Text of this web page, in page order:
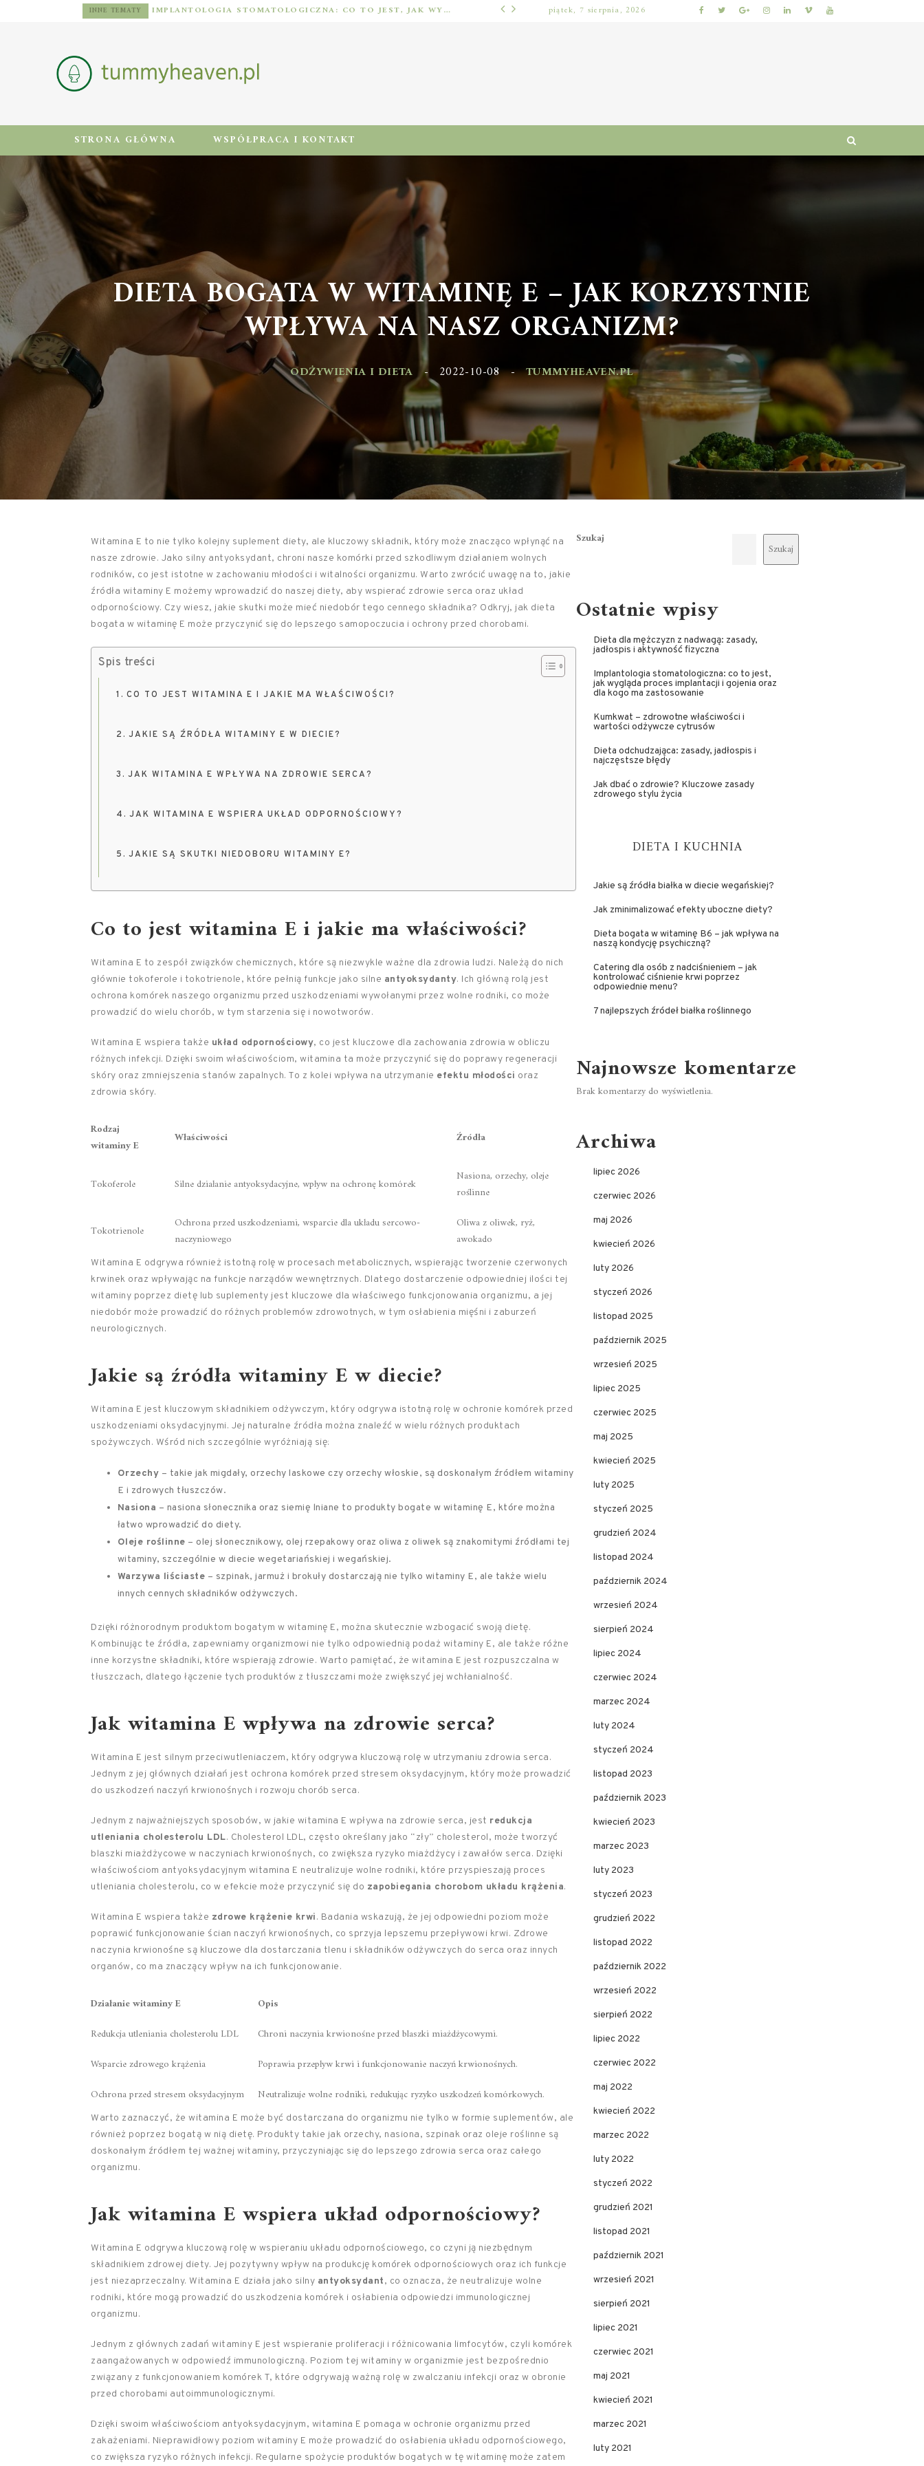
INNE TEMATY IMPLANTOLOGIA STOMATOLOGICZNA: CO TO JEST, JAK WYGLĄDA PROCES IMPLANTACJI I GOJENIA ORAZ DLA KOGO MA ZASTOSOWANIE ODŻYWIENIA I DIETA
piątek, 7 sierpnia, 2026
STRONA GŁÓWNA WSPÓŁPRACA I KONTAKT
DIETA BOGATA W WITAMINĘ E – JAK KORZYSTNIE
WPŁYWA NA NASZ ORGANIZM?
ODŻYWIENIA I DIETA 2022-10-08
Witamina E to nie tylko kolejny suplement diety, ale kluczowy składnik, który może znacząco wpłynąć na
nasze zdrowie. Jako silny antyoksydant, chroni nasze komórki przed szkodliwym działaniem wolnych
rodników, co jest istotne w zachowaniu młodości i witalności organizmu. Warto zwrócić uwagę na to, jakie
źródła witaminy E możemy wprowadzić do naszej diety, aby wspierać zdrowie serca oraz układ
odpornościowy. Czy wiesz, jakie skutki może mieć niedobór tego cennego składnika? Odkryj, jak dieta
bogata w witaminę E może przyczynić się do lepszego samopoczucia i ochrony przed chorobami.
Spis treści
CO TO JEST WITAMINA E I JAKIE MA WŁAŚCIWOŚCI?
JAKIE SĄ ŹRÓDŁA WITAMINY E W DIECIE?
JAK WITAMINA E WPŁYWA NA ZDROWIE SERCA?
JAK WITAMINA E WSPIERA UKŁAD ODPORNOŚCIOWY?
JAKIE SĄ SKUTKI NIEDOBORU WITAMINY E?
Co to jest witamina E i jakie ma właściwości?
Witamina E to zespół związków chemicznych, które są niezwykle ważne dla zdrowia ludzi. Należą do nich
głównie tokoferole i tokotrienole, które pełnią funkcje jako silne antyoksydanty. Ich główną rolą jest
ochrona komórek naszego organizmu przed uszkodzeniami wywołanymi przez wolne rodniki, co może
prowadzić do wielu chorób, w tym starzenia się i nowotworów.
Witamina E wspiera także układ odpornościowy, co jest kluczowe dla zachowania zdrowia w obliczu
różnych infekcji. Dzięki swoim właściwościom, witamina ta może przyczynić się do poprawy regeneracji
skóry oraz zmniejszenia stanów zapalnych. To z kolei wpływa na utrzymanie efektu młodości oraz
zdrowia skóry.
Rodzaj
witaminy E
Właściwości Źródła
Tokoferole Silne działanie antyoksydacyjne, wpływ na ochronę komórek
Nasiona, orzechy, oleje
roślinne
Tokotrienole
Ochrona przed uszkodzeniami, wsparcie dla układu sercowo-
naczyniowego
Oliwa z oliwek, ryż,
awokado
Witamina E odgrywa również istotną rolę w procesach metabolicznych, wspierając tworzenie czerwonych
krwinek oraz wpływając na funkcje narządów wewnętrznych. Dlatego dostarczenie odpowiedniej ilości tej
witaminy poprzez dietę lub suplementy jest kluczowe dla właściwego funkcjonowania organizmu, a jej
niedobór może prowadzić do różnych problemów zdrowotnych, w tym osłabienia mięśni i zaburzeń
neurologicznych.
Jakie są źródła witaminy E w diecie?
Witamina E jest kluczowym składnikiem odżywczym, który odgrywa istotną rolę w ochronie komórek przed
uszkodzeniami oksydacyjnymi. Jej naturalne źródła można znaleźć w wielu różnych produktach
spożywczych. Wśród nich szczególnie wyróżniają się:
Orzechy – takie jak migdały, orzechy laskowe czy orzechy włoskie, są doskonałym źródłem witaminy
E i zdrowych tłuszczów.
Nasiona – nasiona słonecznika oraz siemię lniane to produkty bogate w witaminę E, które można
łatwo wprowadzić do diety.
Oleje roślinne – olej słonecznikowy, olej rzepakowy oraz oliwa z oliwek są znakomitymi źródłami tej
witaminy, szczególnie w diecie wegetariańskiej i wegańskiej.
Warzywa liściaste – szpinak, jarmuż i brokuły dostarczają nie tylko witaminy E, ale także wielu
innych cennych składników odżywczych.
Dzięki różnorodnym produktom bogatym w witaminę E, można skutecznie wzbogacić swoją dietę.
Kombinując te źródła, zapewniamy organizmowi nie tylko odpowiednią podaż witaminy E, ale także różne
inne korzystne składniki, które wspierają zdrowie. Warto pamiętać, że witamina E jest rozpuszczalna w
tłuszczach, dlatego łączenie tych produktów z tłuszczami może zwiększyć jej wchłanialność.
Jak witamina E wpływa na zdrowie serca?
Witamina E jest silnym przeciwutleniaczem, który odgrywa kluczową rolę w utrzymaniu zdrowia serca.
Jednym z jej głównych działań jest ochrona komórek przed stresem oksydacyjnym, który może prowadzić
do uszkodzeń naczyń krwionośnych i rozwoju chorób serca.
Jednym z najważniejszych sposobów, w jakie witamina E wpływa na zdrowie serca, jest redukcja
utleniania cholesterolu LDL. Cholesterol LDL, często określany jako “zły” cholesterol, może tworzyć
blaszki miażdżycowe w naczyniach krwionośnych, co zwiększa ryzyko miażdżycy i zawałów serca. Dzięki
właściwościom antyoksydacyjnym witamina E neutralizuje wolne rodniki, które przyspieszają proces
utleniania cholesterolu, co w efekcie może przyczynić się do zapobiegania chorobom układu krążenia.
Witamina E wspiera także zdrowe krążenie krwi. Badania wskazują, że jej odpowiedni poziom może
poprawić funkcjonowanie ścian naczyń krwionośnych, co sprzyja lepszemu przepływowi krwi. Zdrowe
naczynia krwionośne są kluczowe dla dostarczania tlenu i składników odżywczych do serca oraz innych
organów, co ma znaczący wpływ na ich funkcjonowanie.
Działanie witaminy E
Opis
Redukcja utleniania cholesterolu LDL
Chroni naczynia krwionośne przed blaszki miażdżycowymi.
Wsparcie zdrowego krążenia
Poprawia przepływ krwi i funkcjonowanie naczyń krwionośnych.
Ochrona przed stresem oksydacyjnym
Neutralizuje wolne rodniki, redukując ryzyko uszkodzeń komórkowych.
Warto zaznaczyć, że witamina E może być dostarczana do organizmu nie tylko w formie suplementów, ale
również poprzez bogatą w nią dietę. Produkty takie jak orzechy, nasiona, szpinak oraz oleje roślinne są
doskonałym źródłem tej ważnej witaminy, przyczyniając się do lepszego zdrowia serca oraz całego
organizmu.
Jak witamina E wspiera układ odpornościowy?
Witamina E odgrywa kluczową rolę w wspieraniu układu odpornościowego, co czyni ją niezbędnym
składnikiem zdrowej diety. Jej pozytywny wpływ na produkcję komórek odpornościowych oraz ich funkcje
jest niezaprzeczalny. Witamina E działa jako silny antyoksydant, co oznacza, że neutralizuje wolne
rodniki, które mogą prowadzić do uszkodzenia komórek i osłabienia odpowiedzi immunologicznej
organizmu.
Jednym z głównych zadań witaminy E jest wspieranie proliferacji i różnicowania limfocytów, czyli komórek
zaangażowanych w odpowiedź immunologiczną. Poziom tej witaminy w organizmie jest bezpośrednio
związany z funkcjonowaniem komórek T, które odgrywają ważną rolę w zwalczaniu infekcji oraz w obronie
przed chorobami autoimmunologicznymi.
Dzięki swoim właściwościom antyoksydacyjnym, witamina E pomaga w ochronie organizmu przed
zakażeniami. Nieprawidłowy poziom witaminy E może prowadzić do osłabienia układu odpornościowego,
co zwiększa ryzyko różnych infekcji. Regularne spożycie produktów bogatych w tę witaminę może zatem
Szukaj
Szukaj
Ostatnie wpisy
Dieta dla mężczyzn z nadwagą: zasady,
jadłospis i aktywność fizyczna
Implantologia stomatologiczna: co to jest,
jak wygląda proces implantacji i gojenia oraz
dla kogo ma zastosowanie
Kumkwat – zdrowotne właściwości i
wartości odżywcze cytrusów
Dieta odchudzająca: zasady, jadłospis i
najczęstsze błędy
Jak dbać o zdrowie? Kluczowe zasady
zdrowego stylu życia
DIETA I KUCHNIA
Jakie są źródła białka w diecie wegańskiej?
Jak zminimalizować efekty uboczne diety?
Dieta bogata w witaminę B6 – jak wpływa na
naszą kondycję psychiczną?
Catering dla osób z nadciśnieniem – jak
kontrolować ciśnienie krwi poprzez
odpowiednie menu?
7 najlepszych źródeł białka roślinnego
Najnowsze komentarze
Brak komentarzy do wyświetlenia.
Archiwa
lipiec 2026
czerwiec 2026
maj 2026
kwiecień 2026
luty 2026
styczeń 2026
listopad 2025
październik 2025
wrzesień 2025
lipiec 2025
czerwiec 2025
maj 2025
kwiecień 2025
luty 2025
styczeń 2025
grudzień 2024
listopad 2024
październik 2024
wrzesień 2024
sierpień 2024
lipiec 2024
czerwiec 2024
marzec 2024
luty 2024
styczeń 2024
listopad 2023
październik 2023
kwiecień 2023
marzec 2023
luty 2023
styczeń 2023
grudzień 2022
listopad 2022
październik 2022
wrzesień 2022
sierpień 2022
lipiec 2022
czerwiec 2022
maj 2022
kwiecień 2022
marzec 2022
luty 2022
styczeń 2022
grudzień 2021
listopad 2021
październik 2021
wrzesień 2021
sierpień 2021
lipiec 2021
czerwiec 2021
maj 2021
kwiecień 2021
marzec 2021
luty 2021